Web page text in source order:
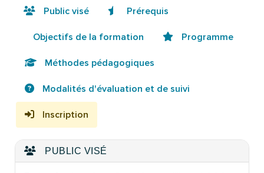
Public visé Prérequis
Objectifs de la formation Programme
Méthodes pédagogiques
Modalités d'évaluation et de suivi
Inscription
PUBLIC VISÉ